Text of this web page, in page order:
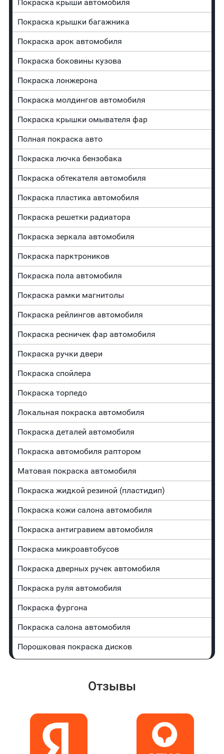
Покраска крыши автомобиля
Покраска крышки багажника
Покраска арок автомобиля
Покраска боковины кузова
Покраска лонжерона
Покраска молдингов автомобиля
Покраска крышки омывателя фар
Полная покраска авто
Покраска лючка бензобака
Покраска обтекателя автомобиля
Покраска пластика автомобиля
Покраска решетки радиатора
Покраска зеркала автомобиля
Покраска парктроников
Покраска пола автомобиля
Покраска рамки магнитолы
Покраска рейлингов автомобиля
Покраска ресничек фар автомобиля
Покраска ручки двери
Покраска спойлера
Покраска торпедо
Локальная покраска автомобиля
Покраска деталей автомобиля
Покраска автомобиля раптором
Матовая покраска автомобиля
Покраска жидкой резиной (пластидип)
Покраска кожи салона автомобиля
Покраска антигравием автомобиля
Покраска микроавтобусов
Покраска дверных ручек автомобиля
Покраска руля автомобиля
Покраска фургона
Покраска салона автомобиля
Порошковая покраска дисков
Отзывы